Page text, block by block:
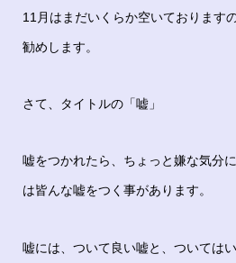
11月はまだいくらか空いております
勧めします。
さて、タイトルの「嘘」
嘘をつかれたら、ちょっと嫌な気分
は皆んな嘘をつく事があります。
嘘には、ついて良い嘘と、ついては